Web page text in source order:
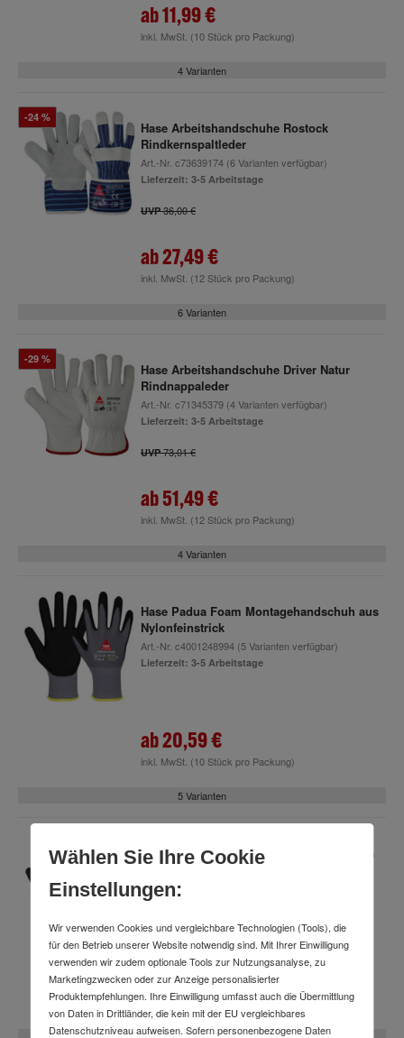
ab11,99 €
inkl. MwSt. (10 Stück pro Packung)
4 Varianten
-24 %
Hase Arbeitshandschuhe Rostock
Rindkernspaltleder
Art.-Nr. c73639174(6 Varianten verfügbar)
Lieferzeit: 3-5 Arbeitstage
UVP36,00 €
ab27,49 €
inkl. MwSt. (12 Stück pro Packung)
6 Varianten
-29 %
Hase Arbeitshandschuhe Driver Natur
Rindnappaleder
Art.-Nr. c71345379(4 Varianten verfügbar)
Lieferzeit: 3-5 Arbeitstage
UVP73,01 €
ab51,49 €
inkl. MwSt. (12 Stück pro Packung)
4 Varianten
Hase Padua Foam Montagehandschuh aus
Nylonfeinstrick
Art.-Nr. c4001248994(5 Varianten verfügbar)
Lieferzeit: 3-5 Arbeitstage
ab20,59 €
inkl. MwSt. (10 Stück pro Packung)
5 Varianten
Hase Padua Pro+ Montagehandschuh aus
Nylonfeinstrick
Art.-Nr.c4001248997
Lieferzeit: 3-5 Arbeitstage
ab20,39 €
inkl. MwSt.(10 Stück pro Packung)
Wählen Sie Ihre Cookie
Einstellungen:
Wir verwenden Cookies und vergleichbare Technologien (Tools), die
für den Betrieb unserer Website notwendig sind. Mit Ihrer Einwilligung
verwenden wir zudem optionale Tools zur Nutzungsanalyse, zu
Marketingzwecken oder zur Anzeige personalisierter
Produktempfehlungen. Ihre Einwilligung umfasst auch die Übermittlung
von Daten in Drittländer, die kein mit der EU vergleichbares
Datenschutzniveau aufweisen. Sofern personenbezogene Daten